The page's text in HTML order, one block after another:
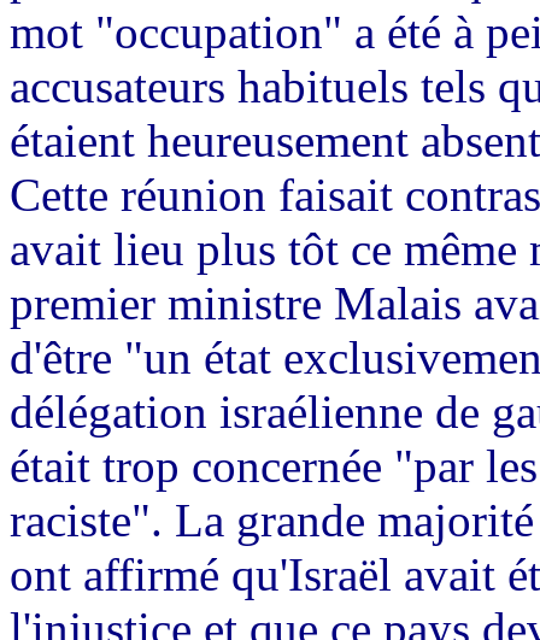
mot "occupation" a été à
accusateurs habituels tels
étaient heureusement
Cette réunion faisait
avait lieu plus tôt ce
premier ministre Malais
d'être "un état
délégation israélienne de
était trop concernée "par
raciste". La grande
ont affirmé qu'Israël avait
l'injustice et que ce pays